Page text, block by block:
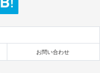
お問い合わせ